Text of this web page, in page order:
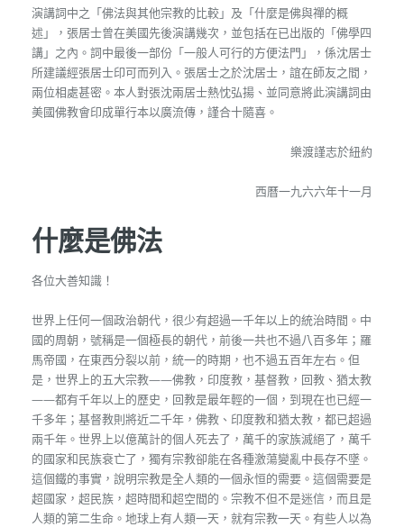
演講詞中之「佛法與其他宗教的比較」及「什麼是佛與禪的概
述」，張居士曾在美國先後演講幾次，並包括在已出版的「佛學四
講」之內。詞中最後一部份「一般人可行的方便法門」，係沈居士
所建議經張居士印可而列入。張居士之於沈居士，誼在師友之間，
兩位相處甚密。本人對張沈兩居士熱忱弘揚、並同意將此演講詞由
美國佛教會印成單行本以廣流傳，謹合十隨喜。
樂渡謹志於紐約
西曆一九六六年十一月
什麼是佛法
各位大善知識！
世界上任何一個政治朝代，很少有超過一千年以上的統治時間。中
國的周朝，號稱是一個極長的朝代，前後一共也不過八百多年；羅
馬帝國，在東西分裂以前，統一的時期，也不過五百年左右。但
是，世界上的五大宗教——佛教，印度教，基督教，回教、猶太教
——都有千年以上的歷史，回教是最年輕的一個，到現在也已經一
千多年；基督教則將近二千年，佛教、印度教和猶太教，都已超過
兩千年。世界上以億萬計的個人死去了，萬千的家族滅絕了，萬千
的國家和民族衰亡了，獨有宗教卻能在各種激蕩變亂中長存不墜。
這個鐵的事實，說明宗教是全人類的一個永恒的需要。這個需要是
超國家，超民族，超時間和超空間的。宗教不但不是迷信，而且是
人類的第二生命。地球上有人類一天，就有宗教一天。有些人以為